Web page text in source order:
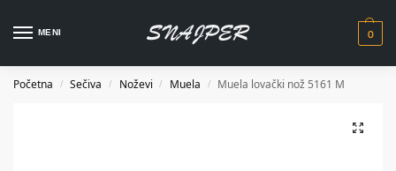
MENI 0
Početna / Sečiva / Noževi / Muela / Muela lovački nož 5161 M